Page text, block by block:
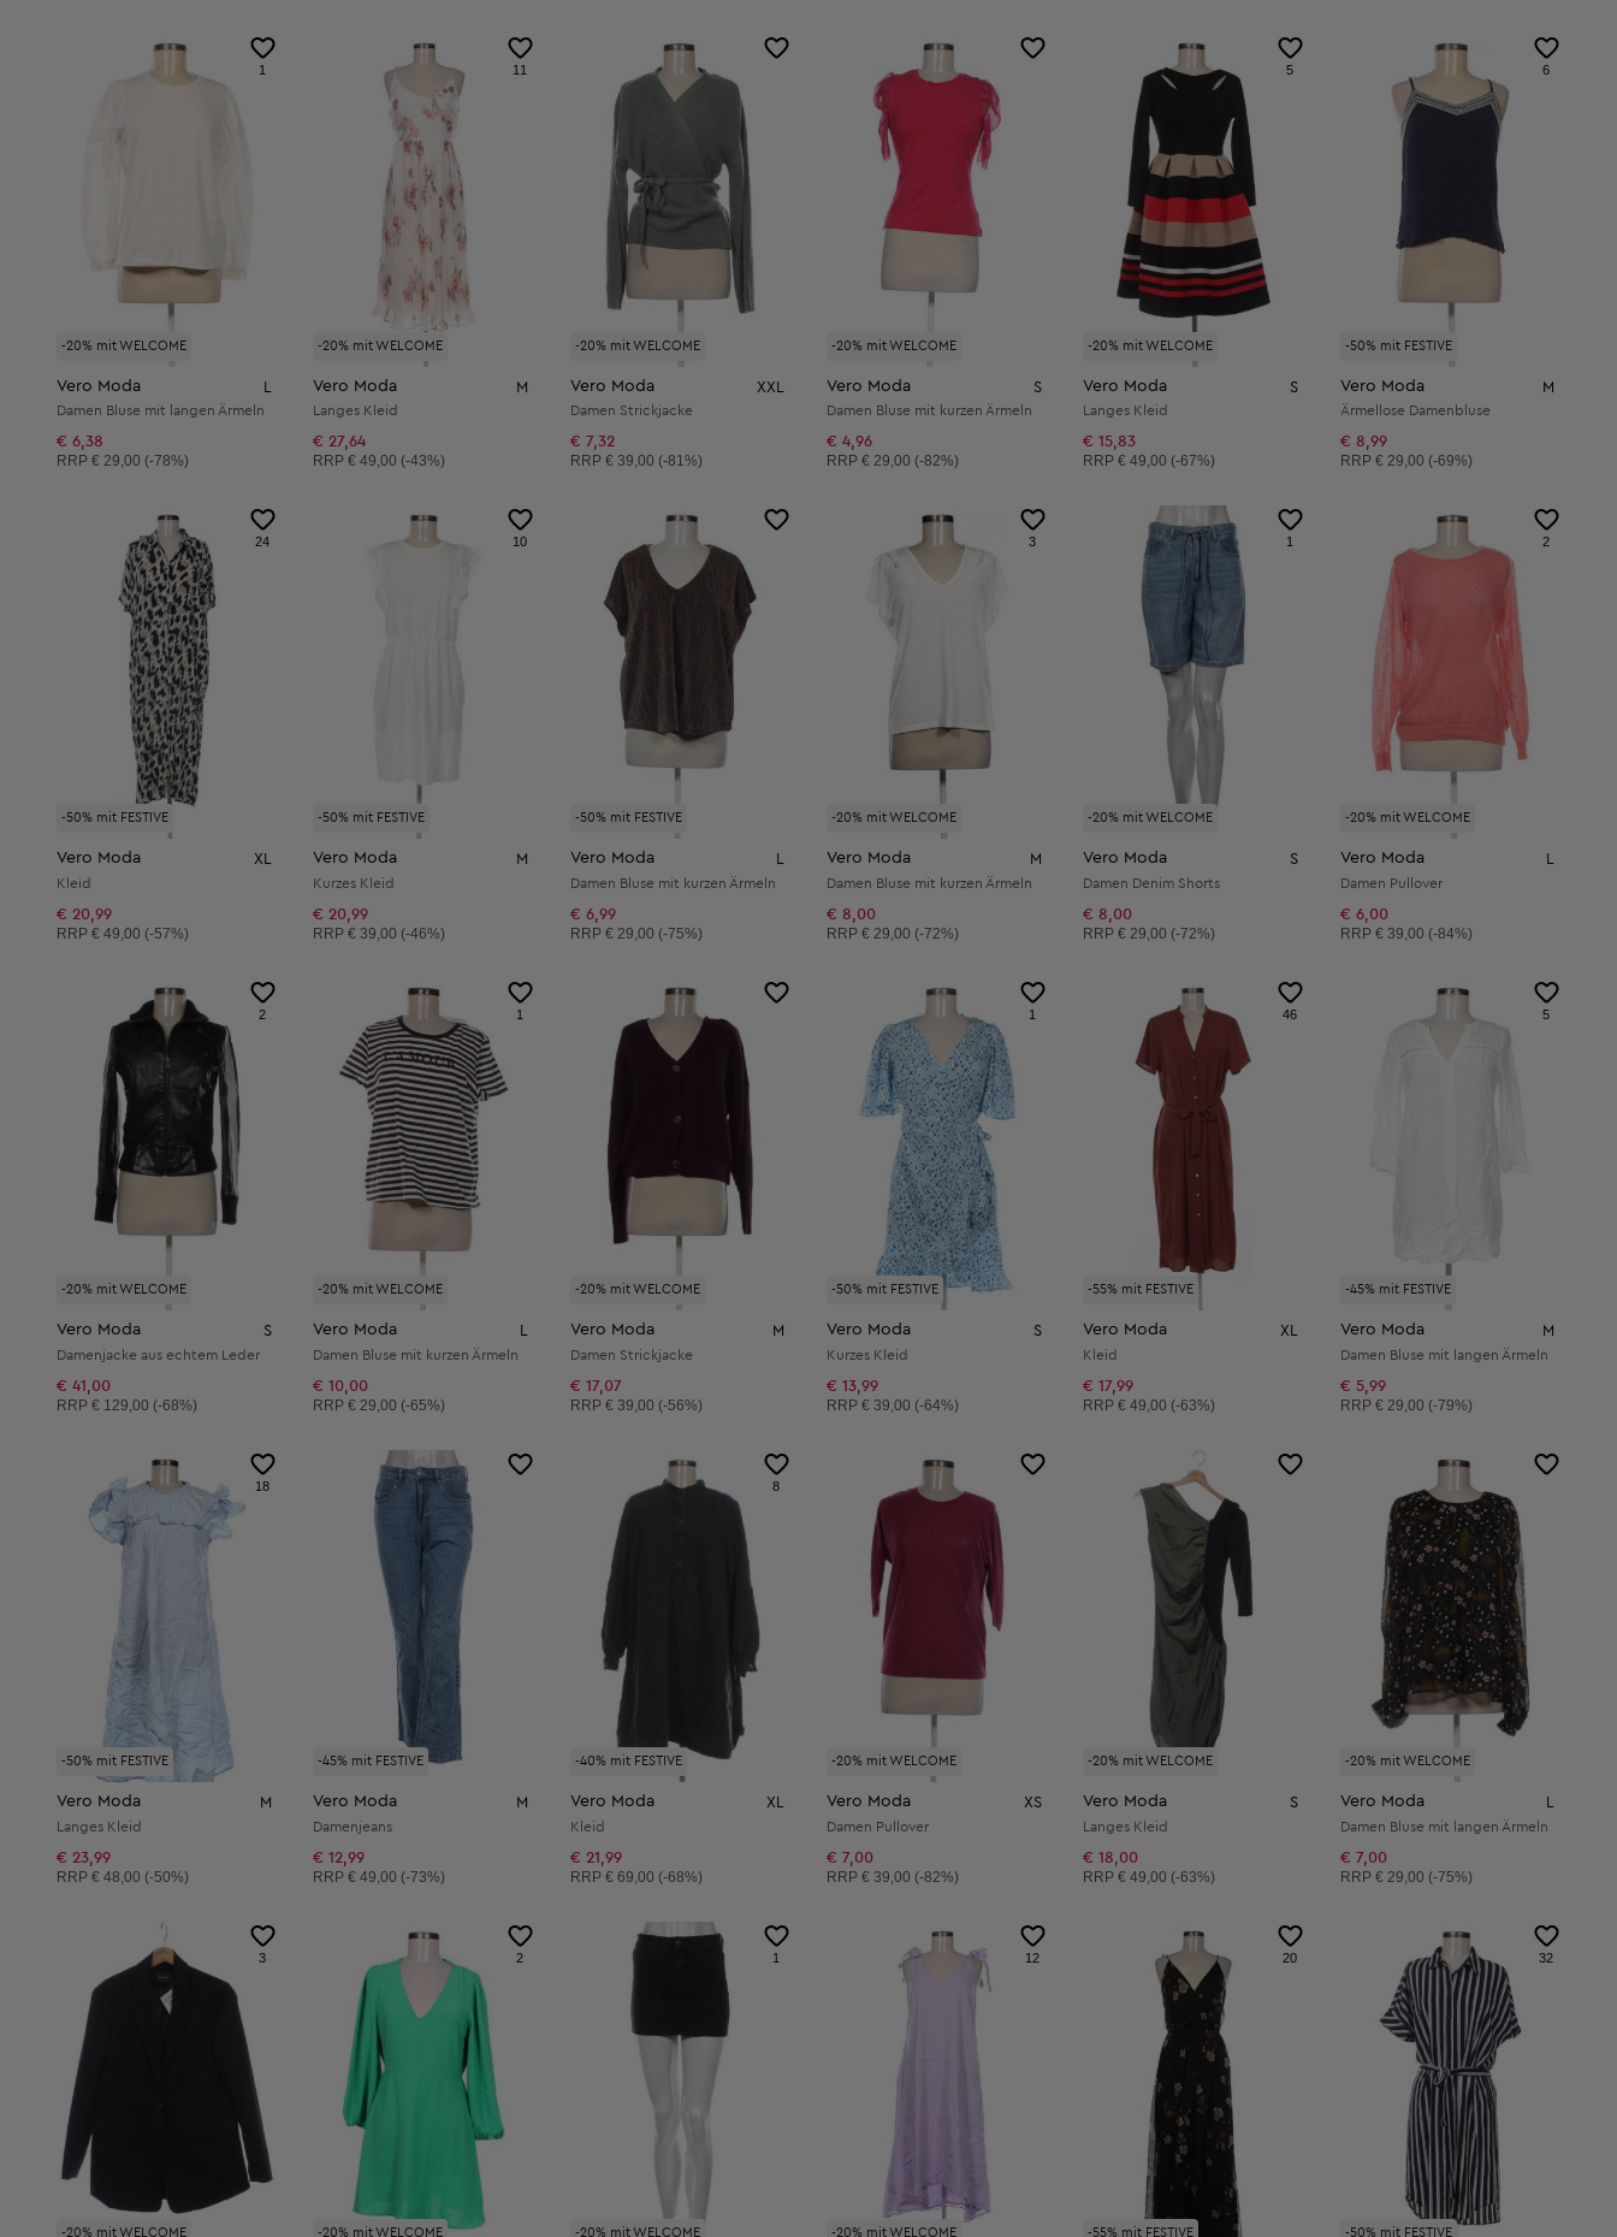
-20% mit WELCOME
1
Vero Moda L
Damen Bluse mit langen Ärmeln
€ 6,38
Unverbindliche Preisempfehlung:
RRP € 29,00 (-78%)
-20% mit WELCOME
11
Vero Moda M
Langes Kleid
€ 27,64
Unverbindliche Preisempfehlung:
RRP€ 49,00 (-43%)
-20% mit WELCOME
Vero Moda XXL
Damen Strickjacke
€ 7,32
Unverbindliche Preisempfehlung:
RRP € 39,00 (-81%)
-20% mit WELCOME
Vero Moda S
Damen Bluse mit kurzen Ärmeln
€ 4,96
Unverbindliche Preisempfehlung:
RRP € 29,00 (-82%)
-20% mit WELCOME
5
Vero Moda S
Langes Kleid
€ 15,83
Unverbindliche Preisempfehlung:
RRP€ 49,00 (-67%)
-50% mit FESTIVE
6
Vero Moda M
Ärmellose Damenbluse
€ 8,99
Unverbindliche Preisempfehlung:
RRP € 29,00 (-69%)
-50% mit FESTIVE
24
Vero Moda XL
Kleid
€ 20,99
Unverbindliche Preisempfehlung:
RRP € 49,00 (-57%)
-50% mit FESTIVE
10
Vero Moda M
Kurzes Kleid
€ 20,99
Unverbindliche Preisempfehlung:
RRP€ 39,00 (-46%)
-50% mit FESTIVE
Vero Moda L
Damen Bluse mit kurzen Ärmeln
€ 6,99
Unverbindliche Preisempfehlung:
RRP € 29,00 (-75%)
-20% mit WELCOME
3
Vero Moda M
Damen Bluse mit kurzen Ärmeln
€ 8,00
Unverbindliche Preisempfehlung:
RRP € 29,00 (-72%)
-20% mit WELCOME
1
Vero Moda S
Damen Denim Shorts
€ 8,00
Unverbindliche Preisempfehlung:
RRP€ 29,00 (-72%)
-20% mit WELCOME
2
Vero Moda L
Damen Pullover
€ 6,00
Unverbindliche Preisempfehlung:
RRP € 39,00 (-84%)
-20% mit WELCOME
2
Vero Moda S
Damenjacke aus echtem Leder
€ 41,00
Unverbindliche Preisempfehlung:
RRP € 129,00 (-68%)
-20% mit WELCOME
1
Vero Moda L
Damen Bluse mit kurzen Ärmeln
€ 10,00
Unverbindliche Preisempfehlung:
RRP€ 29,00 (-65%)
-20% mit WELCOME
Vero Moda M
Damen Strickjacke
€ 17,07
Unverbindliche Preisempfehlung:
RRP € 39,00 (-56%)
-50% mit FESTIVE
1
Vero Moda S
Kurzes Kleid
€ 13,99
Unverbindliche Preisempfehlung:
RRP € 39,00 (-64%)
-55% mit FESTIVE
46
Vero Moda XL
Kleid
€ 17,99
Unverbindliche Preisempfehlung:
RRP€ 49,00 (-63%)
-45% mit FESTIVE
5
Vero Moda M
Damen Bluse mit langen Ärmeln
€ 5,99
Unverbindliche Preisempfehlung:
RRP € 29,00 (-79%)
-50% mit FESTIVE
18
Vero Moda M
Langes Kleid
€ 23,99
Unverbindliche Preisempfehlung:
RRP € 48,00 (-50%)
-45% mit FESTIVE
Vero Moda M
Damenjeans
€ 12,99
Unverbindliche Preisempfehlung:
RRP€ 49,00 (-73%)
-40% mit FESTIVE
8
Vero Moda XL
Kleid
€ 21,99
Unverbindliche Preisempfehlung:
RRP € 69,00 (-68%)
-20% mit WELCOME
Vero Moda XS
Damen Pullover
€ 7,00
Unverbindliche Preisempfehlung:
RRP € 39,00 (-82%)
-20% mit WELCOME
Vero Moda S
Langes Kleid
€ 18,00
Unverbindliche Preisempfehlung:
RRP€ 49,00 (-63%)
-20% mit WELCOME
Vero Moda L
Damen Bluse mit langen Ärmeln
€ 7,00
Unverbindliche Preisempfehlung:
RRP € 29,00 (-75%)
-20% mit WELCOME
3
-20% mit WELCOME
2
-20% mit WELCOME
1
-20% mit WELCOME
12
-55% mit FESTIVE
20
-50% mit FESTIVE
32